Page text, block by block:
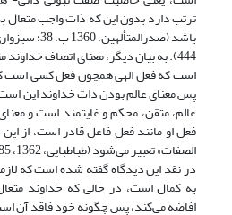
ترتب دارد بدون این‌ که ذات واجب متعال
444). به بیان دیگر، معنای اتصاف
است که فعل الهی همچون فعل کسی است
پس معنای عالم بودن ذات خداوند این
عالم، متقن، محکم و غایتمند است و
فعل او مانند فعل فاعل قادر است، از این
الصفات» تعبیر می‌شود (طباطبایی، 1362، 285).
در نقد این دیدگاه گفته شده است که
به کمال است، در حالی که خداوند
افاضه می‌کند، پس چگونه خود فاقد آن است